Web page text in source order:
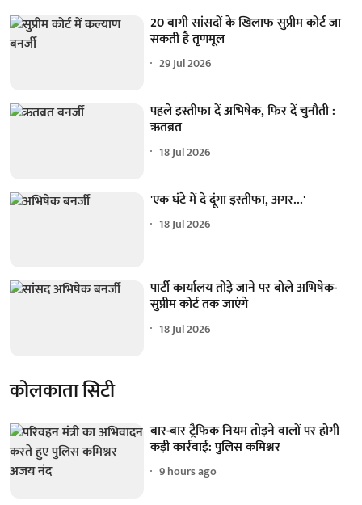
20 बागी सांसदों के खिलाफ सुप्रीम कोर्ट जा
सकती है तृणमूल
29 Jul 2026
पहले इस्तीफा दें अभिषेक, फिर दें चुनौती :
ऋतब्रत
18 Jul 2026
'एक घंटे में दे दूंगा इस्तीफा, अगर...'
18 Jul 2026
पार्टी कार्यालय तोड़े जाने पर बोले अभिषेक-
सुप्रीम कोर्ट तक जाएंगे
18 Jul 2026
कोलकाता सिटी
बार-बार ट्रैफिक नियम तोड़ने वालों पर होगी
कड़ी कार्रवाई: पुलिस कमिश्नर
9 hours ago